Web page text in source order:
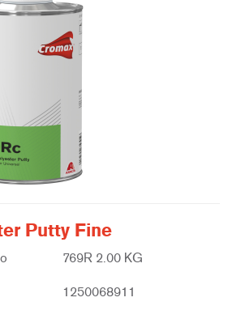
Putty Fine
769R 2.00 KG
1250068911